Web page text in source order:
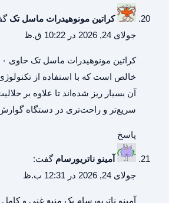
کراتین مونوهیدرات ماسل تک
جولای 24, 2026 در 10:22 ق.ظ
کراتین مونوهیدرات ماسل تک
خالص است که با استفاده از
آن بسیار ریز شده‌اند تا علاوه بر
سریع‌تر و راحت‌تری در دستگاه
پاسخ
آمینو ناتریورسام گفت:
جولای 24, 2026 در 12:31 ب.ظ
آمینو ناتریورسام یک منبع غنی و کامل